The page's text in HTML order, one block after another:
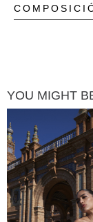
YOU MIGHT